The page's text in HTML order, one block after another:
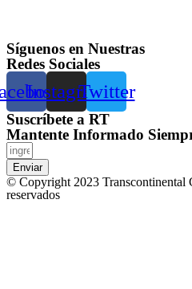
Síguenos en Nuestras
Redes Sociales
InstagramTwitter
Suscríbete a RT
Mantente Informado
Enviar
© Copyright 2023 Transcontinental
reservados